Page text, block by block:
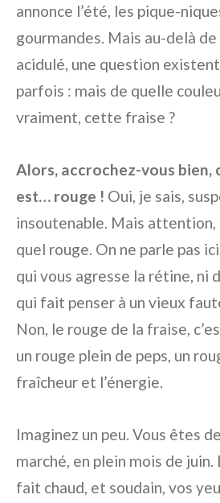
annonce l’été, les pique-
gourmandes. Mais au-delà
acidulé, une question
parfois : mais de quelle
vraiment, cette fraise ?
Alors, accrochez-vous bien,
est… rouge ! Oui, je sais,
insoutenable. Mais attention,
quel rouge. On ne parle pas
qui vous agresse la rétine, ni
qui fait penser à un vieux
Non, le rouge de la fraise,
un rouge plein de peps, un
fraîcheur et l’énergie.
Imaginez un peu. Vous êtes
marché, en plein mois de
fait chaud, et soudain, vos